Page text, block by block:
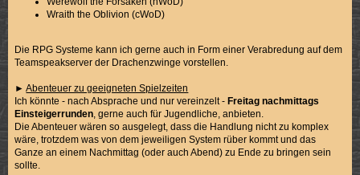
Wraith the Oblivion (cWoD)
Die RPG Systeme kann ich gerne auch in Form einer Verabredung auf dem
Teamspeakserver der Drachenzwinge vorstellen.
►Abenteuer zu geeigneten Spielzeiten
Ich könnte - nach Absprache und nur vereinzelt - Freitag nachmittags
Einsteigerrunden, gerne auch für Jugendliche, anbieten.
Die Abenteuer wären so ausgelegt, dass die Handlung nicht zu komplex
wäre, trotzdem was von dem jeweiligen System rüber kommt und das
Ganze an einem Nachmittag (oder auch Abend) zu Ende zu bringen sein
sollte.